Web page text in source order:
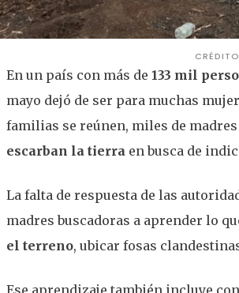
En un país con más de 133 mil
mayo dejó de ser para muchas
familias se reúnen, miles de madres
escarban la tierra en busca de
La falta de respuesta de las
madres buscadoras a aprender lo
el terreno, ubicar fosas
Ese aprendizaje también incluye